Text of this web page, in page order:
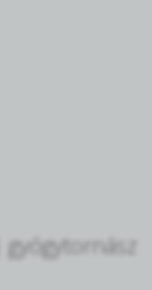
gyógytornász